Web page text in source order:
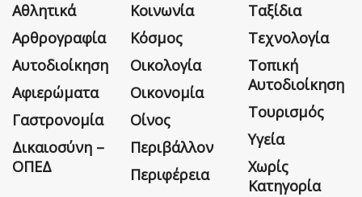
Αθλητικά
Αρθρογραφία
Αυτοδιοίκηση
Αφιερώματα
Γαστρονομία
Δικαιοσύνη –
ΟΠΕΔ
Κοινωνία
Κόσμος
Οικολογία
Οικονομία
Οίνος
Περιβάλλον
Περιφέρεια
Ταξίδια
Τεχνολογία
Τοπική
Αυτοδιοίκηση
Τουρισμός
Υγεία
Χωρίς
Κατηγορία